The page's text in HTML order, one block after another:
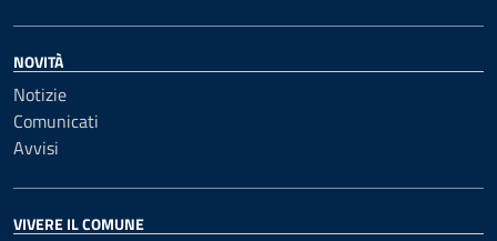
NOVITÀ
Notizie
Comunicati
Avvisi
VIVERE IL COMUNE